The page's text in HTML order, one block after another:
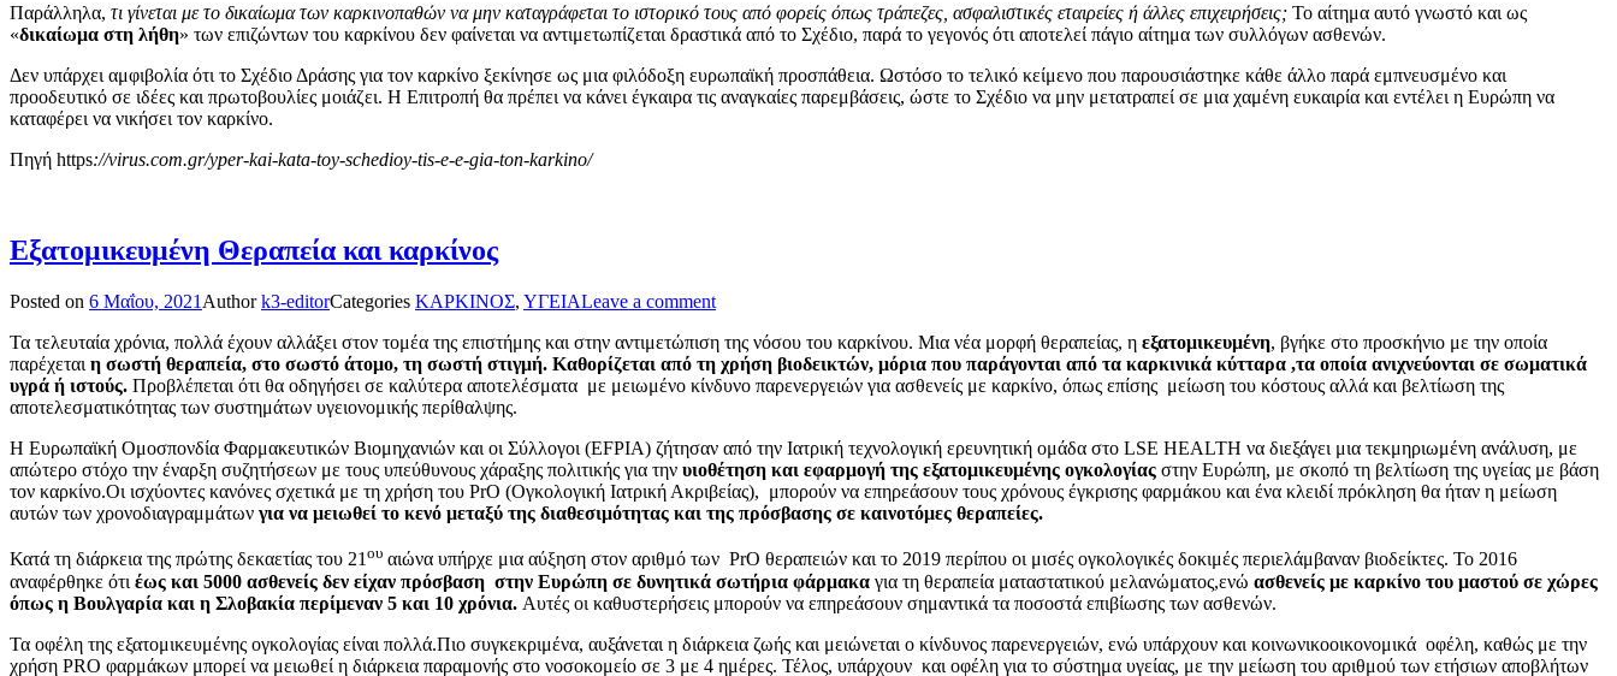
Παράλληλα, τι γίνεται με το δικαίωμα των καρκινοπαθών να μην καταγράφεται το ιστορικό τους από φορείς όπως τράπεζες, ασφαλιστικές εταιρείες ή άλλες επιχειρήσεις; Το αίτημα αυτό γνωστό και ως
«δικαίωμα στη λήθη» των επιζώντων του καρκίνου δεν φαίνεται να αντιμετωπίζεται δραστικά από το Σχέδιο, παρά το γεγονός ότι αποτελεί πάγιο αίτημα των συλλόγων ασθενών.
Δεν υπάρχει αμφιβολία ότι το Σχέδιο Δράσης για τον καρκίνο ξεκίνησε ως μια φιλόδοξη ευρωπαϊκή προσπάθεια. Ωστόσο το τελικό κείμενο που παρουσιάστηκε κάθε άλλο παρά εμπνευσμένο και
προοδευτικό σε ιδέες και πρωτοβουλίες μοιάζει. Η Επιτροπή θα πρέπει να κάνει έγκαιρα τις αναγκαίες παρεμβάσεις, ώστε το Σχέδιο να μην μετατραπεί σε μια χαμένη ευκαιρία και εντέλει η Ευρώπη να
καταφέρει να νικήσει τον καρκίνο.
Πηγή https://virus.com.gr/yper-kai-kata-toy-schedioy-tis-e-e-gia-ton-karkino/
Εξατομικευμένη Θεραπεία και καρκίνος
Posted on 6 Μαΐου, 2021 Authork3-editorCategories ΚΑΡΚΙΝΟΣ, ΥΓΕΙΑLeave a comment
Τα τελευταία χρόνια, πολλά έχουν αλλάξει στον τομέα της επιστήμης και στην αντιμετώπιση της νόσου του καρκίνου. Μια νέα μορφή θεραπείας, η εξατομικευμένη, βγήκε στο προσκήνιο με την οποία
παρέχεται η σωστή θεραπεία, στο σωστό άτομο, τη σωστή στιγμή. Καθορίζεται από τη χρήση βιοδεικτών, μόρια που παράγονται από τα καρκινικά κύτταρα ,τα οποία ανιχνεύονται σε σωματικά
υγρά ή ιστούς. Προβλέπεται ότι θα οδηγήσει σε καλύτερα αποτελέσματα με μειωμένο κίνδυνο παρενεργειών για ασθενείς με καρκίνο, όπως επίσης μείωση του κόστους αλλά και βελτίωση της
αποτελεσματικότητας των συστημάτων υγειονομικής περίθαλψης.
Η Ευρωπαϊκή Ομοσπονδία Φαρμακευτικών Βιομηχανιών και οι Σύλλογοι (EFPIA) ζήτησαν από την Ιατρική τεχνολογική ερευνητική ομάδα στο LSE HEALTH να διεξάγει μια τεκμηριωμένη ανάλυση, με
απώτερο στόχο την έναρξη συζητήσεων με τους υπεύθυνους χάραξης πολιτικής για την υιοθέτηση και εφαρμογή της εξατομικευμένης ογκολογίας στην Ευρώπη, με σκοπό τη βελτίωση της υγείας με βάση
τον καρκίνο.Οι ισχύοντες κανόνες σχετικά με τη χρήση του ΡrΟ (Ογκολογική Ιατρική Ακριβείας), μπορούν να επηρεάσουν τους χρόνους έγκρισης φαρμάκου και ένα κλειδί πρόκληση θα ήταν η μείωση
αυτών των χρονοδιαγραμμάτων για να μειωθεί το κενό μεταξύ της διαθεσιμότητας και της πρόσβασης σε καινοτόμες θεραπείες.
Κατά τη διάρκεια της πρώτης δεκαετίας του 21ου αιώνα υπήρχε μια αύξηση στον αριθμό των ΡrΟ θεραπειών και το 2019 περίπου οι μισές ογκολογικές δοκιμές περιελάμβαναν βιοδείκτες. Το 2016
αναφέρθηκε ότι έως και 5000 ασθενείς δεν είχαν πρόσβαση στην Ευρώπη σε δυνητικά σωτήρια φάρμακα για τη θεραπεία ματαστατικού μελανώματος,ενώ ασθενείς με καρκίνο του μαστού σε χώρες
όπως η Βουλγαρία και η Σλοβακία περίμεναν 5 και 10 χρόνια. Αυτές οι καθυστερήσεις μπορούν να επηρεάσουν σημαντικά τα ποσοστά επιβίωσης των ασθενών.
Τα οφέλη της εξατομικευμένης ογκολογίας είναι πολλά.Πιο συγκεκριμένα, αυξάνεται η διάρκεια ζωής και μειώνεται ο κίνδυνος παρενεργειών, ενώ υπάρχουν και κοινωνικοοικονομικά οφέλη, καθώς με την
χρήση PRO φαρμάκων μπορεί να μειωθεί η διάρκεια παραμονής στο νοσοκομείο σε 3 με 4 ημέρες. Τέλος, υπάρχουν και οφέλη για το σύστημα υγείας, με την μείωση του αριθμού των ετήσιων αποβλήτων